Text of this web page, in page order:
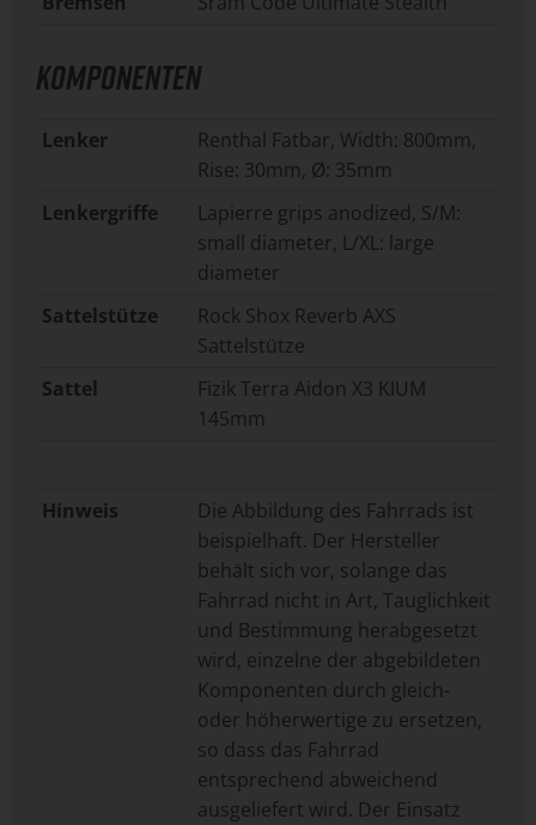
KOMPONENTEN
Lenker
Renthal Fatbar, Width: 800mm,
Rise: 30mm, Ø: 35mm
Lenkergriffe
Lapierre grips anodized, S/M:
small diameter, L/XL: large
diameter
Sattelstütze
Rock Shox Reverb AXS
Sattelstütze
Sattel
Fizik Terra Aidon X3 KIUM
145mm
Hinweis
Die Abbildung des Fahrrads ist
beispielhaft. Der Hersteller
behält sich vor, solange das
Fahrrad nicht in Art, Tauglichkeit
und Bestimmung herabgesetzt
wird, einzelne der abgebildeten
Komponenten durch gleich-
oder höherwertige zu ersetzen,
so dass das Fahrrad
entsprechend abweichend
ausgeliefert wird. Der Einsatz